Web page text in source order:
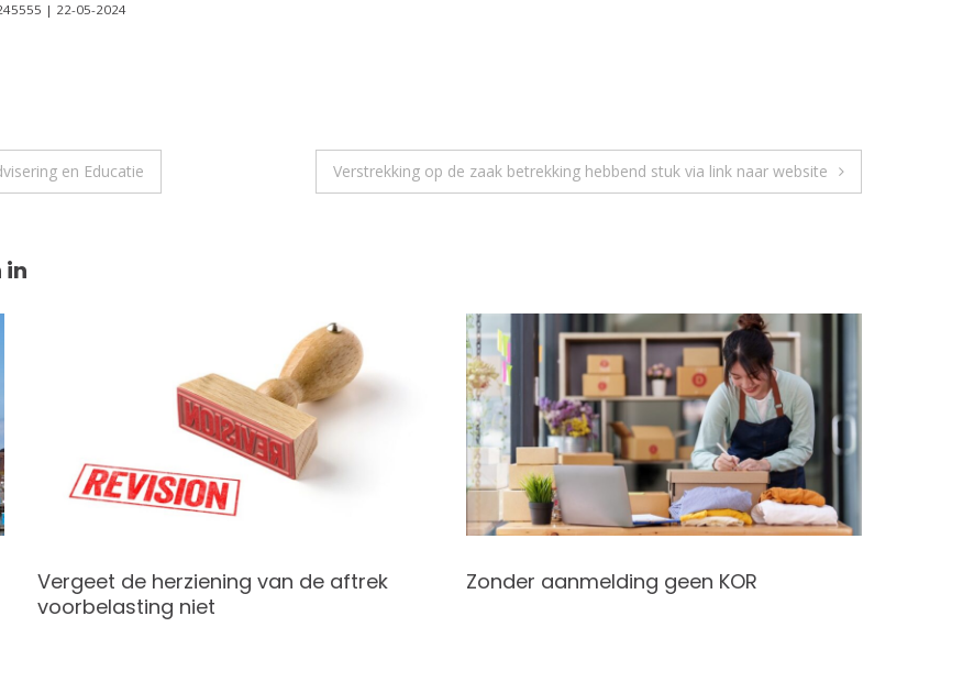
| 22-05-2024
en Educatie Verstrekking op de zaak betrekking hebbend stuk via link naar website
in
Vergeet de herziening van de aftrek
voorbelasting niet
Zonder aanmelding geen KOR